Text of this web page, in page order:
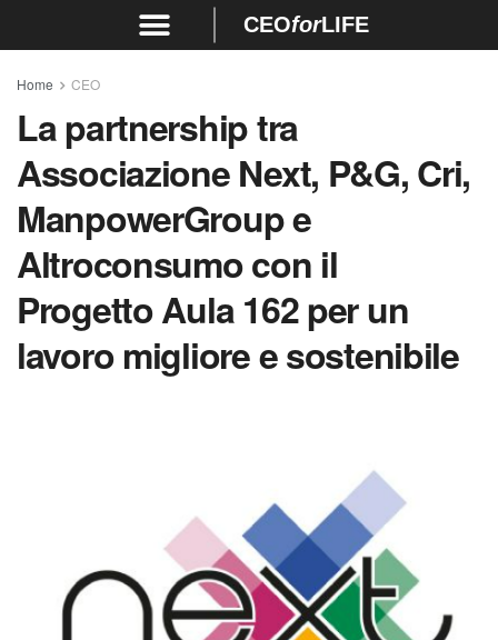
CEOforLIFE
Home CEO
La partnership tra
Associazione Next, P&G, Cri,
ManpowerGroup e
Altroconsumo con il
Progetto Aula 162 per un
lavoro migliore e sostenibile